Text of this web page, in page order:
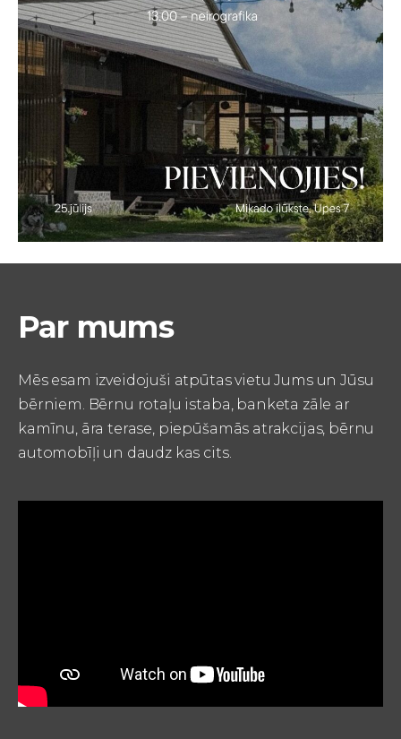
Par mums
Mēs esam izveidojuši atpūtas vietu Jums un Jūsu
bērniem. Bērnu rotaļu istaba, banketa zāle ar
kamīnu, āra terase, piepūšamās atrakcijas, bērnu
automobīļi un daudz kas cits.